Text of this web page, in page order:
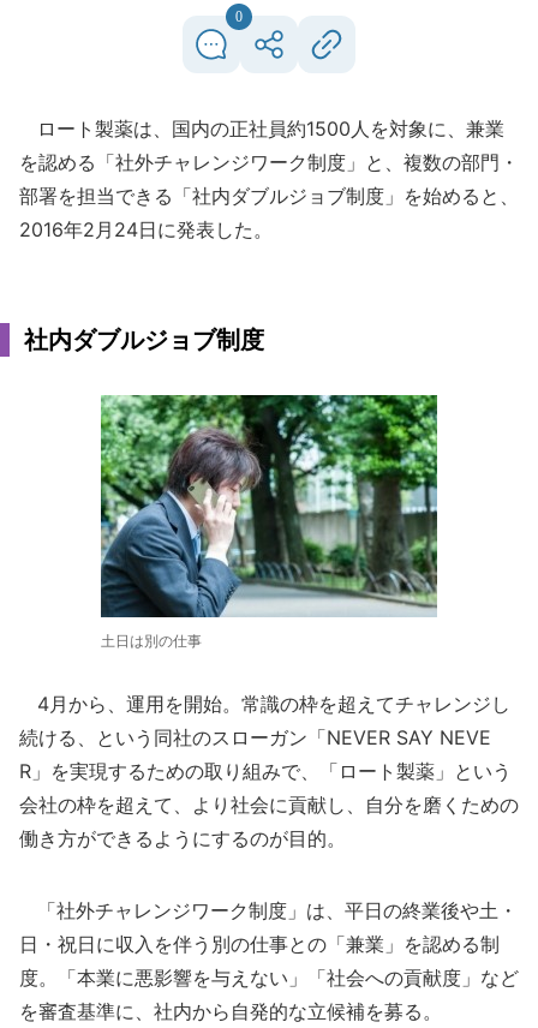
0
ロート製薬は、国内の正社員約1500人を対象に、兼業
を認める「社外チャレンジワーク制度」と、複数の部門・
部署を担当できる「社内ダブルジョブ制度」を始めると、
2016年2月24日に発表した。
社内ダブルジョブ制度
土日は別の仕事
4月から、運用を開始。常識の枠を超えてチャレンジし
続ける、という同社のスローガン「NEVER SAY NEVE
R」を実現するための取り組みで、「ロート製薬」という
会社の枠を超えて、より社会に貢献し、自分を磨くための
働き方ができるようにするのが目的。
「社外チャレンジワーク制度」は、平日の終業後や土・
日・祝日に収入を伴う別の仕事との「兼業」を認める制
度。「本業に悪影響を与えない」「社会への貢献度」など
を審査基準に、社内から自発的な立候補を募る。